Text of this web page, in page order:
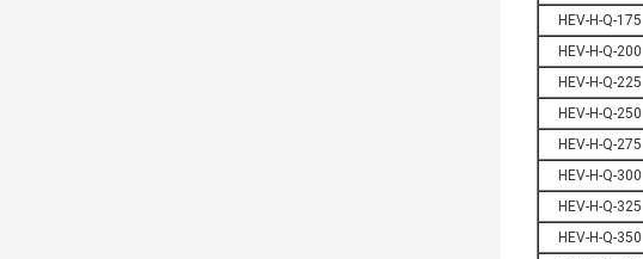
HEV-H-Q-175
HEV-H-Q-200
HEV-H-Q-225
HEV-H-Q-250
HEV-H-Q-275
HEV-H-Q-300
HEV-H-Q-325
HEV-H-Q-350